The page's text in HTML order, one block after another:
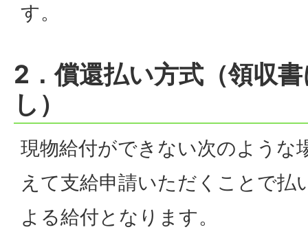
す。
2．償還払い方式（領収
し）
現物給付ができない次のような
えて支給申請いただくことで払
よる給付となります。